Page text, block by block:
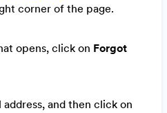
corner of the page.
opens, click on Forgot
and then click on